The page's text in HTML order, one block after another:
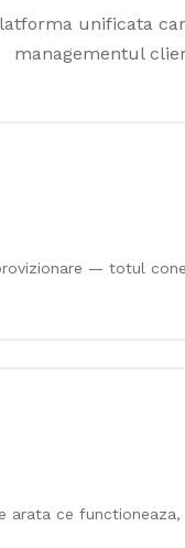
unificata
managementul
— totul
arata ce